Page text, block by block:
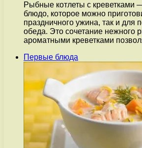
Рыбные котлеты с креветками
блюдо, которое можно
праздничного ужина, так и для
обеда. Это сочетание нежного
ароматными креветками
Первые блюда